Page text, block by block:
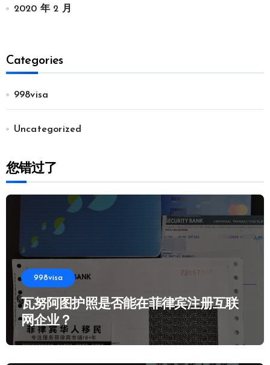
2020 年 2 月
Categories
998visa
Uncategorized
您错过了
998visa
瓦努阿图护照是否能在菲律宾注册互联
网企业？